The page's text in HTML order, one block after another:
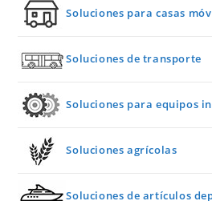
Soluciones para casas
Soluciones de transporte
Soluciones para equipos
Soluciones agrícolas
Soluciones de artículos